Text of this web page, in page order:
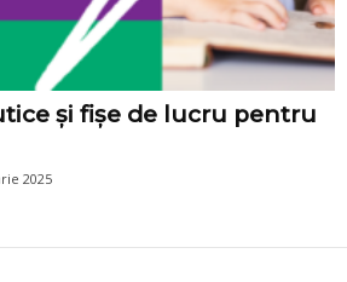
și fișe de lucru pentru
2025